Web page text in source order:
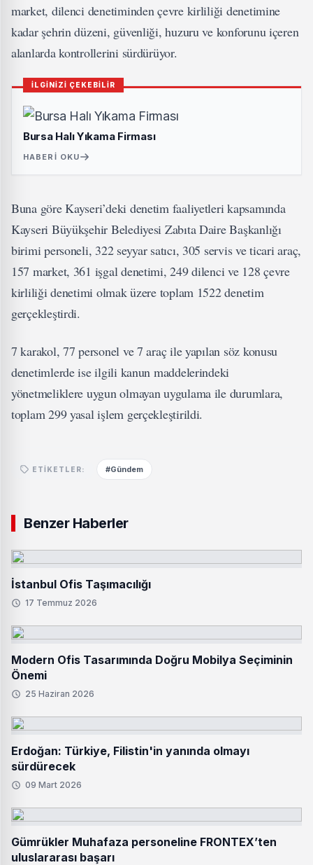
market, dilenci denetiminden çevre kirliliği denetimine
kadar şehrin düzeni, güvenliği, huzuru ve konforunu içeren
alanlarda kontrollerini sürdürüyor.
İLGİNİZİ ÇEKEBİLİR
Bursa Halı Yıkama Firması
HABERI OKU
Buna göre Kayseri’deki denetim faaliyetleri kapsamında
Kayseri Büyükşehir Belediyesi Zabıta Daire Başkanlığı
birimi personeli, 322 seyyar satıcı, 305 servis ve ticari araç,
157 market, 361 işgal denetimi, 249 dilenci ve 128 çevre
kirliliği denetimi olmak üzere toplam 1522 denetim
gerçekleştirdi.
7 karakol, 77 personel ve 7 araç ile yapılan söz konusu
denetimlerde ise ilgili kanun maddelerindeki
yönetmeliklere uygun olmayan uygulama ile durumlara,
toplam 299 yasal işlem gerçekleştirildi.
ETIKETLER: #Gündem
Benzer Haberler
İstanbul Ofis Taşımacılığı
17 Temmuz 2026
Modern Ofis Tasarımında Doğru Mobilya Seçiminin
Önemi
25 Haziran 2026
Erdoğan: Türkiye, Filistin'in yanında olmayı
sürdürecek
09 Mart 2026
Gümrükler Muhafaza personeline FRONTEX’ten
uluslararası başarı